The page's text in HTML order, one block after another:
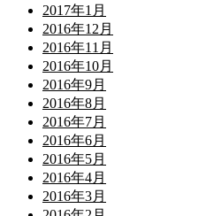
2017年1月
2016年12月
2016年11月
2016年10月
2016年9月
2016年8月
2016年7月
2016年6月
2016年5月
2016年4月
2016年3月